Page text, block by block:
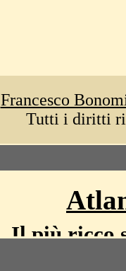
Francesco
Tutti i diritti
Il più ricco